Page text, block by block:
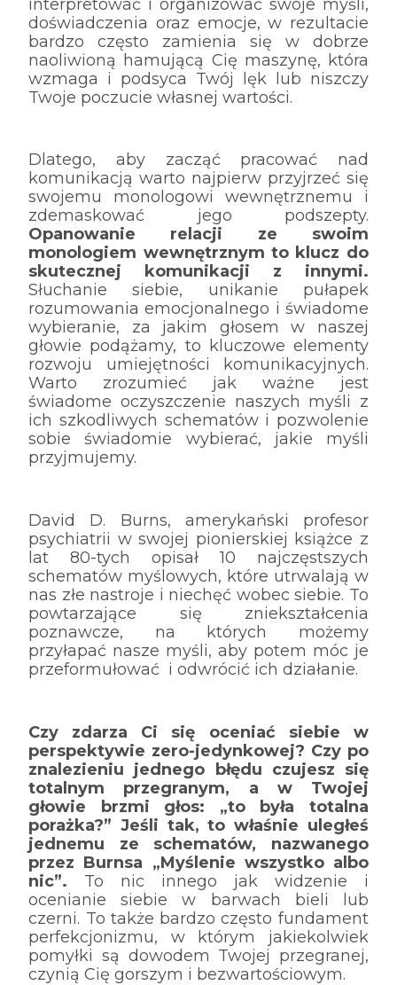
interpretować i organizować swoje myśli,
doświadczenia oraz emocje, w rezultacie
bardzo często zamienia się w dobrze
naoliwioną hamującą Cię maszynę, która
wzmaga i podsyca Twój lęk lub niszczy
Twoje poczucie własnej wartości.
Dlatego, aby zacząć pracować nad
komunikacją warto najpierw przyjrzeć się
swojemu monologowi wewnętrznemu i
zdemaskować jego podszepty.
Opanowanie relacji ze swoim
monologiem wewnętrznym to klucz do
skutecznej komunikacji z innymi.
Słuchanie siebie, unikanie pułapek
rozumowania emocjonalnego i świadome
wybieranie, za jakim głosem w naszej
głowie podążamy, to kluczowe elementy
rozwoju umiejętności komunikacyjnych.
Warto zrozumieć jak ważne jest
świadome oczyszczenie naszych myśli z
ich szkodliwych schematów i pozwolenie
sobie świadomie wybierać, jakie myśli
przyjmujemy.
David D. Burns, amerykański profesor
psychiatrii w swojej pionierskiej książce z
lat 80-tych opisał 10 najczęstszych
schematów myślowych, które utrwalają w
nas złe nastroje i niechęć wobec siebie. To
powtarzające się zniekształcenia
poznawcze, na których możemy
przyłapać nasze myśli, aby potem móc je
przeformułować i odwrócić ich działanie.
Czy zdarza Ci się oceniać siebie w
perspektywie zero-jedynkowej? Czy po
znalezieniu jednego błędu czujesz się
totalnym przegranym, a w Twojej
głowie brzmi głos: „to była totalna
porażka?” Jeśli tak, to właśnie uległeś
jednemu ze schematów, nazwanego
przez Burnsa „Myślenie wszystko albo
nic”. To nic innego jak widzenie i
ocenianie siebie w barwach bieli lub
czerni. To także bardzo często fundament
perfekcjonizmu, w którym jakiekolwiek
pomyłki są dowodem Twojej przegranej,
czynią Cię gorszym i bezwartościowym.